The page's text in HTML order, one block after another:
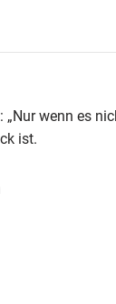
wenn es
ist.